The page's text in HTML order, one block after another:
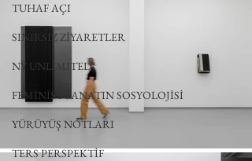
TUHAF AÇI
SINIRSIZ ZİYARETLER
NY UNLIMITED
FEMİNİST SANATIN SOSYOLOJİSİ
YÜRÜYÜŞ NOTLARI
TERS PERSPEKTİF